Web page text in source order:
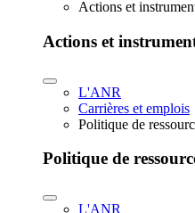
Actions et
Actions et
L'ANR
Carrières et emplois
Politique de
Politique de
L'ANR